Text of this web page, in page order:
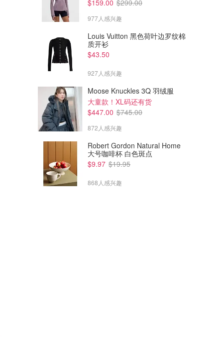
$74.00
Dior 后台腮红 多色号 Dior Backstage 腮红棒 多色号
$159.00 $299.00
977人感兴趣
Louis Vuitton 黑色荷叶边罗纹棉
质开衫
$43.50
927人感兴趣
Moose Knuckles 3Q 羽绒服
大童款！XL码还有货
$447.00 $745.00
872人感兴趣
Robert Gordon Natural Home
大号咖啡杯 白色斑点
$9.97 $19.95
868人感兴趣